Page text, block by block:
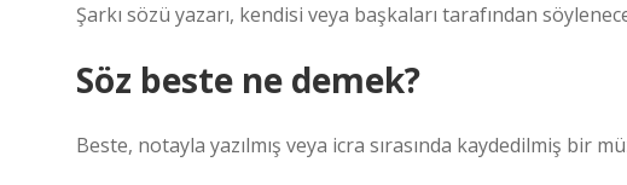
Şarkı sözü yazarı, kendisi veya başkaları tarafından
Söz beste ne demek?
Beste, notayla yazılmış veya icra sırasında kaydedilmiş bir